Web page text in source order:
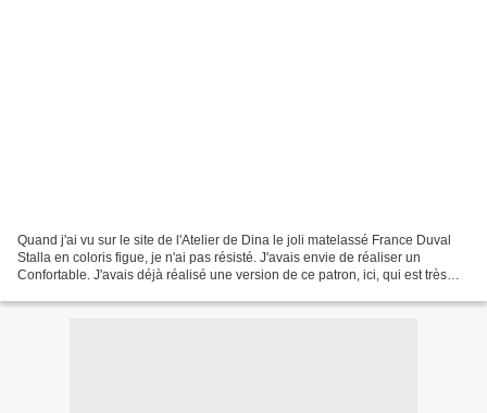
Quand j'ai vu sur le site de l'Atelier de Dina le joli matelassé France Duval
Stalla en coloris figue, je n'ai pas résisté. J'avais envie de réaliser un
Confortable. J'avais déjà réalisé une version de ce patron, ici, qui est très